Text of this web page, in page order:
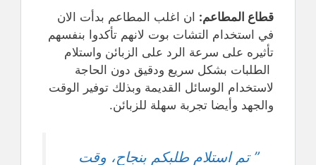
قطاع المطاعم: ان اغلب المطاعم بدأت الان
في استخدام التشات بوت لانهم تأكدوا بنفسهم
تأثيره على سرعة الرد على الزبائن واستلام
الطلبات بشكل سريع ودقيق دون الحاجة
لاستخدام الوسائل القديمة وبذلك توفير الوقت
والجهد وأيضا تجربة سهلة للزبائن.
” تم استلام طلبكم بنجاح، وقت